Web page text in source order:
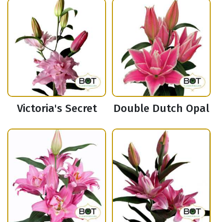
Victoria's Secret Double Dutch Opal